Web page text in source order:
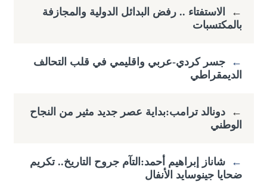
←
الاستفتاء .. رفض البدائل الدولية والمجازفة
بالمكتسبات
←
جسر كردي-عربي واقليمي في قلب التحالف
الديمقراطي
←
دونالد ترامب:بداية عصر جديد مثير من النجاح
الوطني
←
شاناز إبراهيم أحمد:التآم جروح التاريخ.. تكريم
ضحايا جينوسايد الأنفال